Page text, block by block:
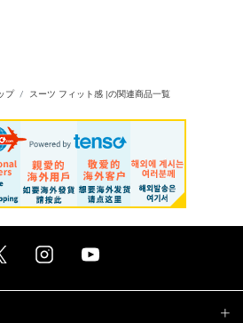
プ スーツ フィット感 |の関連商品一覧